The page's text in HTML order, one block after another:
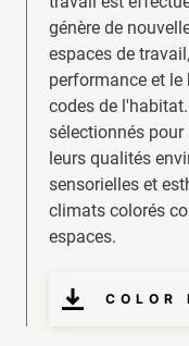
génère de
espaces de
performance et le
codes de
sélectionnés
leurs qualités
sensorielles et
climats colorés
espaces.
COLOR